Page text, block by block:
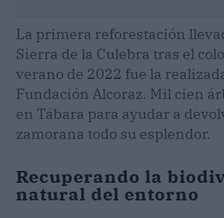
La primera reforestación
Sierra de la Culebra tras el
verano de 2022 fue la
Fundación Alcoraz. Mil cien
en Tábara para ayudar a
zamorana todo su esplendor.
Recuperando la
natural del entorno